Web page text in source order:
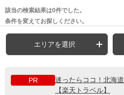
該当の検索結果は0件でした。
条件を変えてお探しください。
エリアを選択
PR
迷ったらココ！北海
【楽天トラベル】